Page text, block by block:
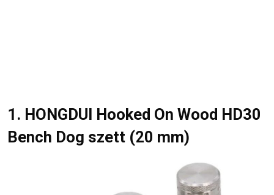
1. HONGDUI Hooked On Wood HD30
Bench Dog szett (20 mm)